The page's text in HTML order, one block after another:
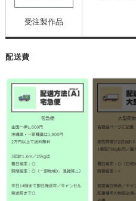
受注製作品
配送費